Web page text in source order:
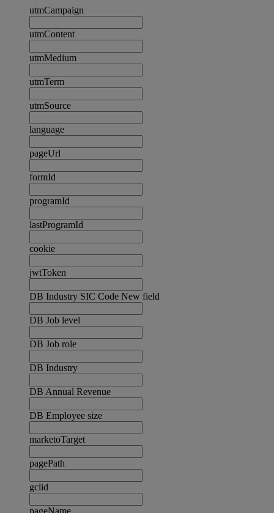
utmCampaign
utmContent
utmMedium
utmTerm
utmSource
language
pageUrl
formId
programId
lastProgramId
cookie
jwtToken
DB Industry SIC Code New field
DB Job level
DB Job role
DB Industry
DB Annual Revenue
DB Employee size
marketoTarget
pagePath
gclid
pageName